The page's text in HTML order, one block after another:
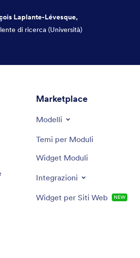
Laplante-Lévesque,
di ricerca (Università)
Marketplace
Modelli
Temi per Moduli
Widget Moduli
Integrazioni
Widget per Siti Web NEW